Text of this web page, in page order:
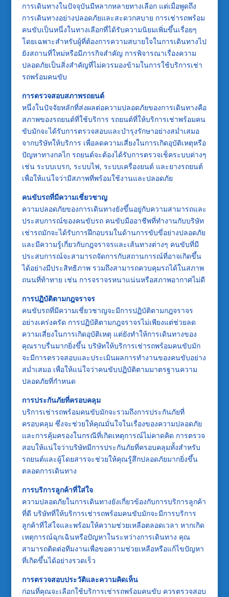
การเดินทางในปัจจุบันมีหลากหลายทางเลือก แต่เมื่อพูดถึง
การเดินทางอย่างปลอดภัยและสะดวกสบาย การเช่ารถพร้อม
คนขับเป็นหนึ่งในทางเลือกที่ได้รับความนิยมเพิ่มขึ้นเรื่อยๆ
โดยเฉพาะสำหรับผู้ที่ต้องการความสบายใจในการเดินทางไป
ยังสถานที่ใหม่หรือมีภารกิจสำคัญ การพิจารณาเรื่องความ
ปลอดภัยเป็นสิ่งสำคัญที่ไม่ควรมองข้ามในการใช้บริการเช่า
รถพร้อมคนขับ
การตรวจสอบสภาพรถยนต์
หนึ่งในปัจจัยหลักที่ส่งผลต่อความปลอดภัยของการเดินทางคือ
สภาพของรถยนต์ที่ใช้บริการ รถยนต์ที่ให้บริการเช่าพร้อมคน
ขับมักจะได้รับการตรวจสอบและบำรุงรักษาอย่างสม่ำเสมอ
จากบริษัทให้บริการ เพื่อลดความเสี่ยงในการเกิดอุบัติเหตุหรือ
ปัญหาทางกลไก รถยนต์จะต้องได้รับการตรวจเช็คระบบต่างๆ
เช่น ระบบเบรก, ระบบไฟ, ระบบเครื่องยนต์ และยางรถยนต์
เพื่อให้แน่ใจว่ามีสภาพที่พร้อมใช้งานและปลอดภัย
คนขับรถที่มีความเชี่ยวชาญ
ความปลอดภัยของการเดินทางยังขึ้นอยู่กับความสามารถและ
ประสบการณ์ของคนขับรถ คนขับมืออาชีพที่ทำงานกับบริษัท
เช่ารถมักจะได้รับการฝึกอบรมในด้านการขับขี่อย่างปลอดภัย
และมีความรู้เกี่ยวกับกฎจราจรและเส้นทางต่างๆ คนขับที่มี
ประสบการณ์จะสามารถจัดการกับสถานการณ์ที่อาจเกิดขึ้น
ได้อย่างมีประสิทธิภาพ รวมถึงสามารถควบคุมรถได้ในสภาพ
ถนนที่ท้าทาย เช่น การจราจรหนาแน่นหรือสภาพอากาศไม่ดี
การปฏิบัติตามกฎจราจร
คนขับรถที่มีความเชี่ยวชาญจะมีการปฏิบัติตามกฎจราจร
อย่างเคร่งครัด การปฏิบัติตามกฎจราจรไม่เพียงแต่ช่วยลด
ความเสี่ยงในการเกิดอุบัติเหตุ แต่ยังทำให้การเดินทางของ
คุณราบรื่นมากยิ่งขึ้น บริษัทให้บริการเช่ารถพร้อมคนขับมัก
จะมีการตรวจสอบและประเมินผลการทำงานของคนขับอย่าง
สม่ำเสมอ เพื่อให้แน่ใจว่าคนขับปฏิบัติตามมาตรฐานความ
ปลอดภัยที่กำหนด
การประกันภัยที่ครอบคลุม
บริการเช่ารถพร้อมคนขับมักจะรวมถึงการประกันภัยที่
ครอบคลุม ซึ่งจะช่วยให้คุณมั่นใจในเรื่องของความปลอดภัย
และการคุ้มครองในกรณีที่เกิดเหตุการณ์ไม่คาดคิด การตรวจ
สอบให้แน่ใจว่าบริษัทมีการประกันภัยที่ครอบคลุมทั้งสำหรับ
รถยนต์และผู้โดยสารจะช่วยให้คุณรู้สึกปลอดภัยมากยิ่งขึ้น
ตลอดการเดินทาง
การบริการลูกค้าที่ใส่ใจ
ความปลอดภัยในการเดินทางยังเกี่ยวข้องกับการบริการลูกค้า
ที่ดี บริษัทที่ให้บริการเช่ารถพร้อมคนขับมักจะมีการบริการ
ลูกค้าที่ใส่ใจและพร้อมให้ความช่วยเหลือตลอดเวลา หากเกิด
เหตุการณ์ฉุกเฉินหรือปัญหาในระหว่างการเดินทาง คุณ
สามารถติดต่อทีมงานเพื่อขอความช่วยเหลือหรือแก้ไขปัญหา
ที่เกิดขึ้นได้อย่างรวดเร็ว
การตรวจสอบประวัติและความคิดเห็น
ก่อนที่คุณจะเลือกใช้บริการเช่ารถพร้อมคนขับ ควรตรวจสอบ